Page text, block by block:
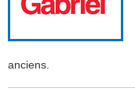
anciens.